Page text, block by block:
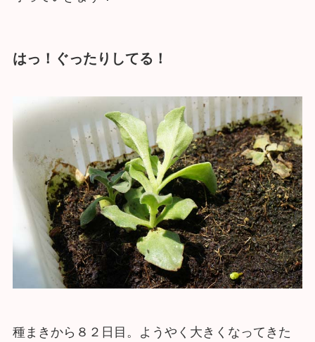
はっ！ぐったりしてる！
種まきから８２日目。ようやく大きくなってきた